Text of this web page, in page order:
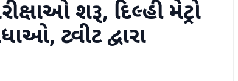
શરૂ, દિલ્હી મેટ્રો
ટ્વીટ દ્વારા